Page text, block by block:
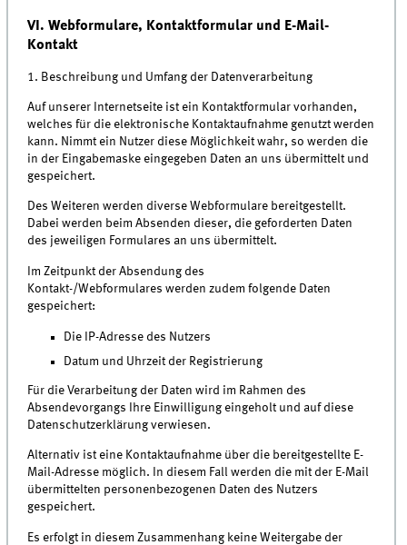
VI. Webformulare, Kontaktformular und E-Mail-
Kontakt
1. Beschreibung und Umfang der Datenverarbeitung
Auf unserer Internetseite ist ein Kontaktformular vorhanden,
welches für die elektronische Kontaktaufnahme genutzt werden
kann. Nimmt ein Nutzer diese Möglichkeit wahr, so werden die
in der Eingabemaske eingegeben Daten an uns übermittelt und
gespeichert.
Des Weiteren werden diverse Webformulare bereitgestellt.
Dabei werden beim Absenden dieser, die geforderten Daten
des jeweiligen Formulares an uns übermittelt.
Im Zeitpunkt der Absendung des
Kontakt-/Webformulares werden zudem folgende Daten
gespeichert:
Die IP-Adresse des Nutzers
Datum und Uhrzeit der Registrierung
Für die Verarbeitung der Daten wird im Rahmen des
Absendevorgangs Ihre Einwilligung eingeholt und auf diese
Datenschutzerklärung verwiesen.
Alternativ ist eine Kontaktaufnahme über die bereitgestellte E-
Mail-Adresse möglich. In diesem Fall werden die mit der E-Mail
übermittelten personenbezogenen Daten des Nutzers
gespeichert.
Es erfolgt in diesem Zusammenhang keine Weitergabe der